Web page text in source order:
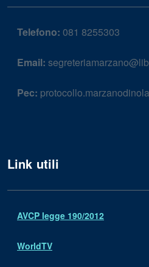
Telefono: 081 8255303
Email:
Pec:
Link utili
AVCP legge 190/2012
WorldTV